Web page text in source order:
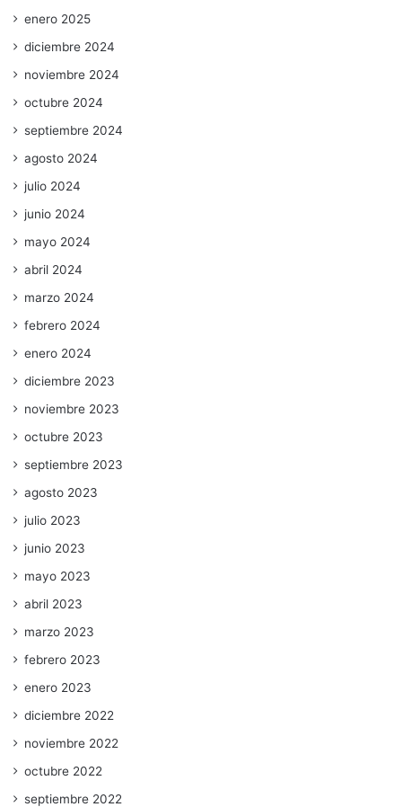
enero 2025
diciembre 2024
noviembre 2024
octubre 2024
septiembre 2024
agosto 2024
julio 2024
junio 2024
mayo 2024
abril 2024
marzo 2024
febrero 2024
enero 2024
diciembre 2023
noviembre 2023
octubre 2023
septiembre 2023
agosto 2023
julio 2023
junio 2023
mayo 2023
abril 2023
marzo 2023
febrero 2023
enero 2023
diciembre 2022
noviembre 2022
octubre 2022
septiembre 2022